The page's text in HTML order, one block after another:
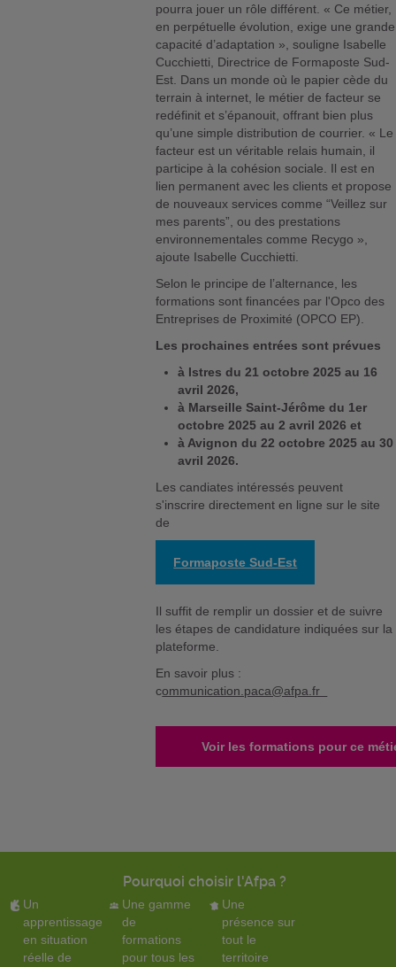
pourra jouer un rôle différent. « Ce métier,
en perpétuelle évolution, exige une grande
capacité d’adaptation », souligne Isabelle
Cucchietti, Directrice de Formaposte Sud-
Est. Dans un monde où le papier cède du
terrain à internet, le métier de facteur se
redéfinit et s’épanouit, offrant bien plus
qu’une simple distribution de courrier. « Le
facteur est un véritable relais humain, il
participe à la cohésion sociale. Il est en
lien permanent avec les clients et propose
de nouveaux services comme “Veillez sur
mes parents”, ou des prestations
environnementales comme Recygo »,
ajoute Isabelle Cucchietti.
Selon le principe de l’alternance, les
formations sont financées par l'Opco des
Entreprises de Proximité (OPCO EP).
Les prochaines entrées sont prévues
à Istres du 21 octobre 2025 au 16
avril 2026,
à Marseille Saint-Jérôme du 1er
octobre 2025 au 2 avril 2026 et
à Avignon du 22 octobre 2025 au 30
avril 2026.
Les candiates intéressés peuvent
s'inscrire directement en ligne sur le site
de
Formaposte Sud-Est
Il suffit de remplir un dossier et de suivre
les étapes de candidature indiquées sur la
plateforme.
En savoir plus :
communication.paca@afpa.fr
Voir les formations pour ce
Pourquoi choisir l'Afpa ?
Un
apprentissage
en situation
réelle de
Une gamme
de
formations
pour tous les
Une
présence sur
tout le
territoire